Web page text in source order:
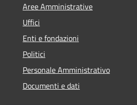
Aree Amministrative
Uffici
Enti e fondazioni
Politici
Personale Amministrativo
Documenti e dati